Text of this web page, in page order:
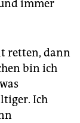
immer
retten, dann
bin ich
Ich